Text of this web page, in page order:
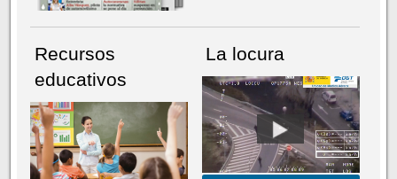
Recursos
educativos
La locura